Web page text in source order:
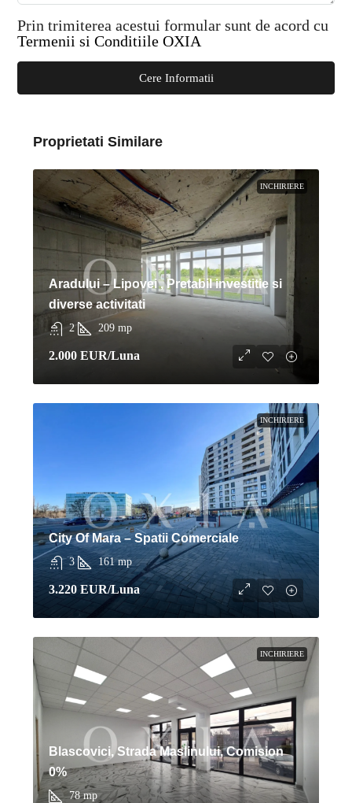
Prin trimiterea acestui formular sunt de acord cu
Termenii si Conditiile OXIA
Cere Informatii
Proprietati Similare
INCHIRIERE
Aradului – Lipovei , Pretabil investitie si
diverse activitati
2 209 mp
2.000 EUR/Luna
INCHIRIERE
City Of Mara – Spatii Comerciale
3 161 mp
3.220 EUR/Luna
INCHIRIERE
Blascovici, Strada Maslinului, Comision
0%
78 mp